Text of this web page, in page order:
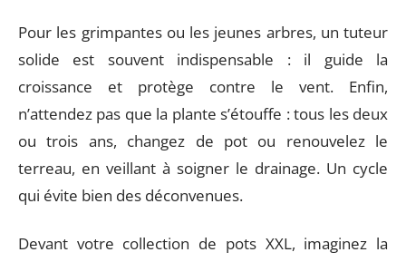
Pour les grimpantes ou les jeunes arbres, un tuteur
solide est souvent indispensable : il guide la
croissance et protège contre le vent. Enfin,
n’attendez pas que la plante s’étouffe : tous les deux
ou trois ans, changez de pot ou renouvelez le
terreau, en veillant à soigner le drainage. Un cycle
qui évite bien des déconvenues.
Devant votre collection de pots XXL, imaginez la